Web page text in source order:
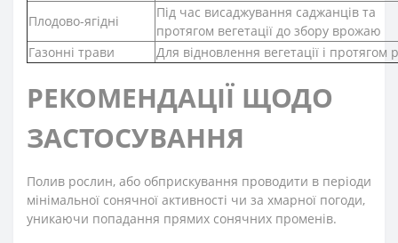
Плодово-ягідні
Під час висаджування саджанців та
протягом вегетації до збору врожаю
Газонні трави
Для відновлення вегетації і протягом
РЕКОМЕНДАЦІЇ ЩОДО
ЗАCТОСУВАННЯ
Полив рослин, або обприскування проводити в періоди
мінімальної сонячної активності чи за хмарної погоди,
уникаючи попадання прямих сонячних променів.